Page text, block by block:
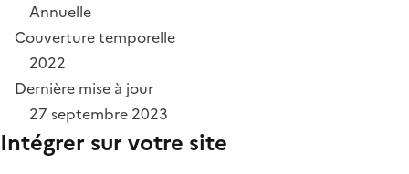
Annuelle
Couverture temporelle
2022
Dernière mise à jour
27 septembre 2023
Intégrer sur votre site